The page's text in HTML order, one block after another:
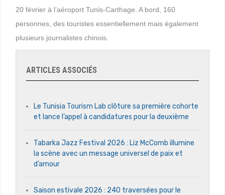
20 février à l’aéroport Tunis-Carthage. A bord, 160
personnes, des touristes essentiellement mais également
plusieurs journalistes chinois.
ARTICLES ASSOCIÉS
Le Tunisia Tourism Lab clôture sa première cohorte
et lance l’appel à candidatures pour la deuxième
Tabarka Jazz Festival 2026 : Liz McComb illumine
la scène avec un message universel de paix et
d’amour
Saison estivale 2026 : 240 traversées pour le